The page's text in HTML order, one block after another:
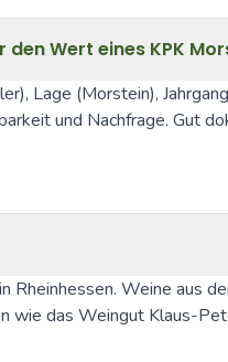
Wert eines KPK
Lage (Morstein),
und Nachfrage. Gut
Weine aus
das Weingut Klaus-